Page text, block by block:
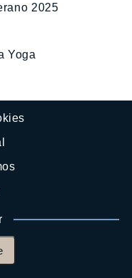
2025
Yoga